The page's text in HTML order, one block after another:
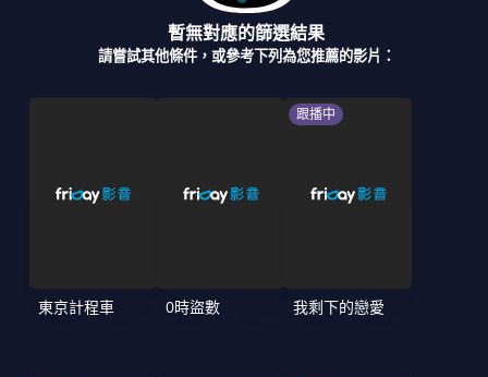
暫無對應的篩選結果
請嘗試其他條件，或參考下列為您推薦的影片：
東京計程車 0時盜數
跟播中
我剩下的戀愛